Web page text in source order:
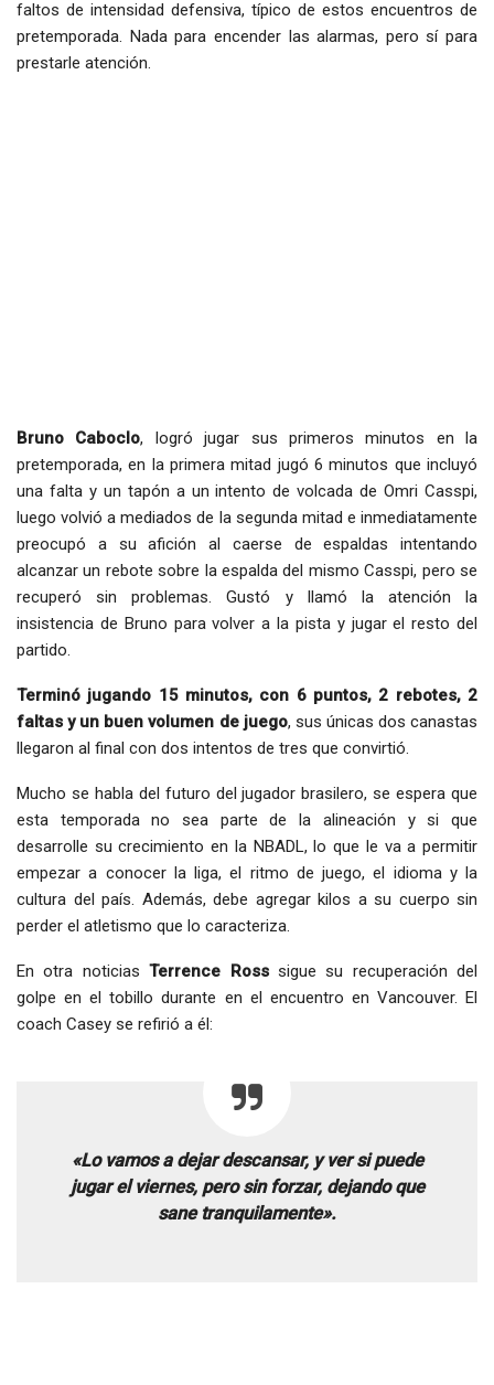
faltos de intensidad defensiva, típico de estos encuentros de
pretemporada. Nada para encender las alarmas, pero sí para
prestarle atención.
Bruno Caboclo, logró jugar sus primeros minutos en la
pretemporada, en la primera mitad jugó 6 minutos que incluyó
una falta y un tapón a un intento de volcada de Omri Casspi,
luego volvió a mediados de la segunda mitad e inmediatamente
preocupó a su afición al caerse de espaldas intentando
alcanzar un rebote sobre la espalda del mismo Casspi, pero se
recuperó sin problemas. Gustó y llamó la atención la
insistencia de Bruno para volver a la pista y jugar el resto del
partido.
Terminó jugando 15 minutos, con 6 puntos, 2 rebotes, 2
faltas y un buen volumen de juego, sus únicas dos canastas
llegaron al final con dos intentos de tres que convirtió.
Mucho se habla del futuro del jugador brasilero, se espera que
esta temporada no sea parte de la alineación y si que
desarrolle su crecimiento en la NBADL, lo que le va a permitir
empezar a conocer la liga, el ritmo de juego, el idioma y la
cultura del país. Además, debe agregar kilos a su cuerpo sin
perder el atletismo que lo caracteriza.
En otra noticiasTerrence Rosssigue su recuperación del
golpe en el tobillo durante en el encuentro en Vancouver. El
coach Casey se refirió a él:
«Lo vamos a dejar descansar, y ver si puede
jugar el viernes, pero sin forzar, dejando que
sane tranquilamente».